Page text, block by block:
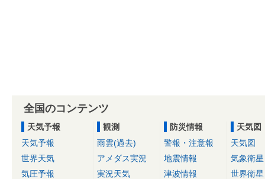
全国のコンテンツ
天気予報
天気予報
世界天気
気圧予報
観測
雨雲(過去)
アメダス実況
実況天気
防災情報
警報・注意報
地震情報
津波情報
天気図
天気図
気象衛星
世界衛星